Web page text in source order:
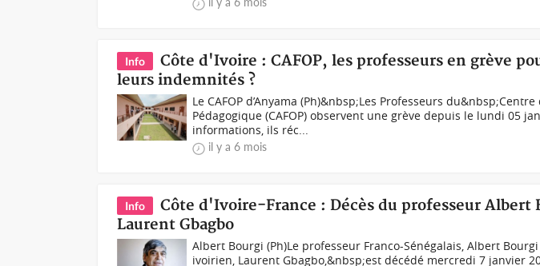
Info
Côte d'Ivoire : CAFOP, les professeurs en grève
leurs indemnités ?
Le CAFOP d’Anyama (Ph)&nbsp;Les Professeurs
Pédagogique (CAFOP) observent une grève depuis le lundi 05
informations, ils réc...
il y a 6 mois
Info
Côte d'Ivoire-France : Décès du professeur
Laurent Gbagbo
Albert Bourgi (Ph)Le professeur Franco-Sénégalais, Albert
ivoirien, Laurent Gbagbo,&nbsp;est décédé mercredi 7 janvier